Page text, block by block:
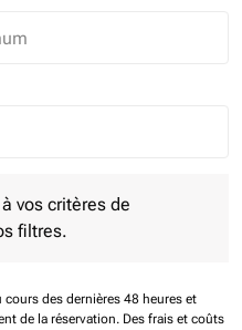
Selected
vos critères de
filtres.
des dernières 48 heures et
de la réservation. Des frais et coûts